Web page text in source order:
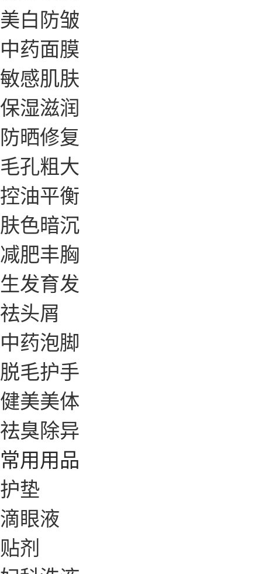
美白防皱
中药面膜
敏感肌肤
保湿滋润
防晒修复
毛孔粗大
控油平衡
肤色暗沉
减肥丰胸
生发育发
祛头屑
中药泡脚
脱毛护手
健美美体
祛臭除异
常用用品
护垫
滴眼液
贴剂